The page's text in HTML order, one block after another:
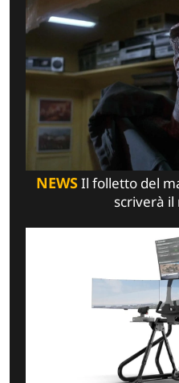
NEWSIl folletto del
scriverà